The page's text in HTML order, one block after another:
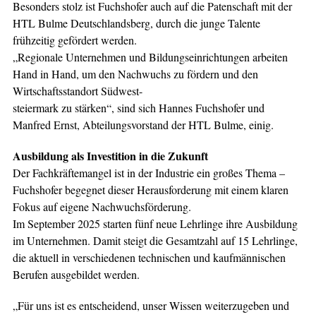
Besonders stolz ist Fuchshofer auch auf die Patenschaft mit der
HTL Bulme Deutschlandsberg, durch die junge Talente
frühzeitig gefördert werden.
„Regionale Unternehmen und Bildungseinrichtungen arbeiten
Hand in Hand, um den Nachwuchs zu fördern und den
Wirtschaftsstandort Südwest-
steiermark zu stärken“, sind sich Hannes Fuchshofer und
Manfred Ernst, Abteilungsvorstand der HTL Bulme, einig.
Ausbildung als Investition in die Zukunft
Der Fachkräftemangel ist in der Industrie ein großes Thema –
Fuchshofer begegnet dieser Herausforderung mit einem klaren
Fokus auf eigene Nachwuchsförderung.
Im September 2025 starten fünf neue Lehrlinge ihre Ausbildung
im Unternehmen. Damit steigt die Gesamtzahl auf 15 Lehrlinge,
die aktuell in verschiedenen technischen und kaufmännischen
Berufen ausgebildet werden.
„Für uns ist es entscheidend, unser Wissen weiterzugeben und